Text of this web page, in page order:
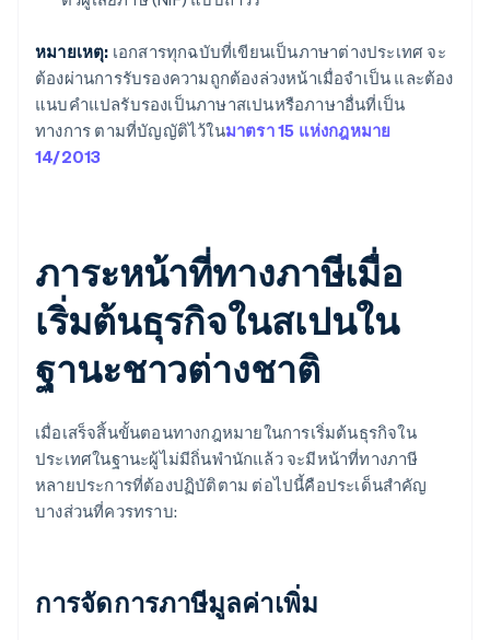
หมายเหตุ: เอกสารทุกฉบับที่เขียนเป็นภาษาต่างประเทศ จะ
ต้องผ่านการรับรองความถูกต้องล่วงหน้าเมื่อจำเป็น และต้อง
แนบคำแปลรับรองเป็นภาษาสเปนหรือภาษาอื่นที่เป็น
ทางการ ตามที่บัญญัติไว้ในมาตรา 15 แห่งกฎหมาย
14/2013
ภาระหน้าที่ทางภาษีเมื่อ
เริ่มต้นธุรกิจในสเปนใน
ฐานะชาวต่างชาติ
เมื่อเสร็จสิ้นขั้นตอนทางกฎหมายในการเริ่มต้นธุรกิจใน
ประเทศในฐานะผู้ไม่มีถิ่นพำนักแล้ว จะมีหน้าที่ทางภาษี
หลายประการที่ต้องปฏิบัติตาม ต่อไปนี้คือประเด็นสำคัญ
บางส่วนที่ควรทราบ:
การจัดการภาษีมูลค่าเพิ่ม